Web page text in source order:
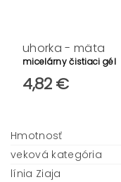
uhorka - mäta
micelárny čistiaci gél
4,82 €
Hmotnosť
veková kategória
línia Ziaja